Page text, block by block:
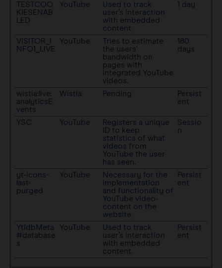
TESTCOO
KIESENAB
LED
YouTube
Used to track
user’s interaction
with embedded
content.
1 day
VISITOR_I
NFO1_LIVE
YouTube
Tries to estimate
the users'
bandwidth on
pages with
integrated YouTube
videos.
180
days
wistia:live:
analyticsE
vents
Wistia Pending
Persist
ent
YSC YouTube
Registers a unique
ID to keep
statistics of what
videos from
YouTube the user
has seen.
Sessio
n
yt-icons-
last-
purged
YouTube
Necessary for the
implementation
and functionality of
YouTube video-
content on the
website.
Persist
ent
YtIdbMeta
#database
s
YouTube
Used to track
user’s interaction
with embedded
content.
Persist
ent